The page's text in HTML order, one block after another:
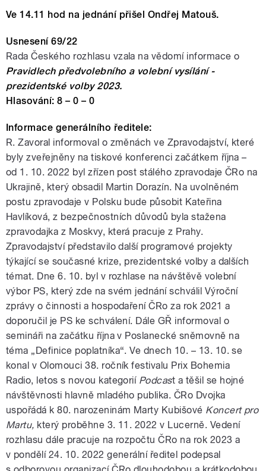
Ve 14.11 hod na jednání přišel Ondřej Matouš.
Usnesení 69/22
Rada Českého rozhlasu vzala na vědomí informace o
Pravidlech předvolebního a volební vysílání -
prezidentské volby 2023.
Hlasování: 8 – 0 – 0
Informace generálního ředitele:
R. Zavoral informoval o změnách ve Zpravodajství, které
byly zveřejněny na tiskové konferenci začátkem října –
od 1. 10. 2022 byl zřízen post stálého zpravodaje ČRo na
Ukrajině, který obsadil Martin Dorazín. Na uvolněném
postu zpravodaje v Polsku bude působit Kateřina
Havlíková, z bezpečnostních důvodů byla stažena
zpravodajka z Moskvy, která pracuje z Prahy.
Zpravodajství představilo další programové projekty
týkající se současné krize, prezidentské volby a dalších
témat. Dne 6. 10. byl v rozhlase na návštěvě volební
výbor PS, který zde na svém jednání schválil Výroční
zprávy o činnosti a hospodaření ČRo za rok 2021 a
doporučil je PS ke schválení. Dále GŘ informoval o
semináři na začátku října v Poslanecké sněmovně na
téma „Definice poplatníka“. Ve dnech 10. – 13. 10. se
konal v Olomouci 38. ročník festivalu Prix Bohemia
Radio, letos s novou kategorií Podcast a těšil se hojné
návštěvnosti hlavně mladého publika. ČRo Dvojka
uspořádá k 80. narozeninám Marty Kubišové Koncert pro
Martu, který proběhne 3. 11. 2022 v Lucerně. Vedení
rozhlasu dále pracuje na rozpočtu ČRo na rok 2023 a
v pondělí 24. 10. 2022 generální ředitel podepsal